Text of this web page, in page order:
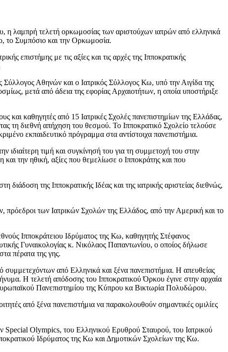
η λαμπρή τελετή ορκωμοσίας των αριστούχων ιατρών από ελληνικά
το Συμπόσιο και την Ορκωμοσία.
επιστήμης με τις αξίες και τις αρχές της Ιπποκρατικής
Αθηνών και ο Ιατρικός Σύλλογος Κω, υπό την Αιγίδα της
μετά από άδεια της εφορίας Αρχαιοτήτων, η οποία υποστήριξε
καθηγητές από 15 Ιατρικές Σχολές πανεπιστημίων της Ελλάδας,
τη διεθνή απήχηση του θεσμού. Το Ιπποκρατικό Σχολείο τελούσε
εκπαιδευτικό πρόγραμμα στα αντίστοιχα πανεπιστήμια.
τιμή και συγκίνησή του για τη συμμετοχή του στην
την ηθική, αξίες που θεμελίωσε ο Ιπποκράτης και που
της Ιπποκρατικής Ιδέας και της ιατρικής αριστείας διεθνώς,
πρόεδροι των Ιατρικών Σχολών της Ελλάδος, από την Αμερική και το
Ιπποκράτειου Ιδρύματος της Κω, καθηγητής Στέφανος
Γυναικολογίας κ. Νικόλαος Παπαντωνίου, ο οποίος δήλωσε
πέρατα της γης.
από Ελληνικά και ξένα πανεπιστήμια. Η απευθείας
Η τελετή απόδοσης του Ιπποκρατικού Όρκου έγινε στην αρχαία
Πανεπιστημίου της Κύπρου κα Βικτωρία Πολυδώρου.
από ξένα πανεπιστήμια να παρακολουθούν σημαντικές ομιλίες
Special Olympics, του Ελληνικού Ερυθρού Σταυρού, του Ιατρικού
Ιδρύματος της Κω και Δημοτικών Σχολείων της Κω.